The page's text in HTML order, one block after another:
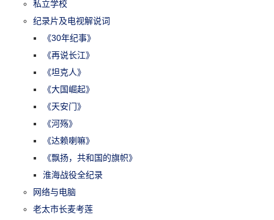
私立学校
纪录片及电视解说词
《30年纪事》
《再说长江》
《坦克人》
《大国崛起》
《天安门》
《河殇》
《达赖喇嘛》
《飘扬，共和国的旗帜》
淮海战役全纪录
网络与电脑
老太市长麦考莲